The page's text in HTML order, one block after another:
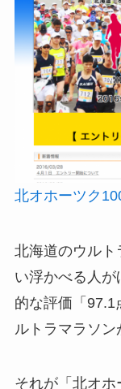
北オホーツク
北海道のウルト
い浮かべる人
的な評価「97.1
ルトラマラソン
それが「北オホ